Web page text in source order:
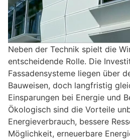
Neben der Technik spielt die
entscheidende Rolle. Die
Fassadensysteme liegen über
Bauweisen, doch langfristig
Einsparungen bei Energie und
Ökologisch sind die Vorteile
Energieverbrauch, bessere
Möglichkeit, erneuerbare